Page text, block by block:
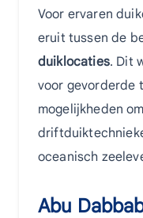
Voor ervaren
eruit tussen de
duiklocaties. Dit
voor gevorderde
mogelijkheden
oceanisch
Abu